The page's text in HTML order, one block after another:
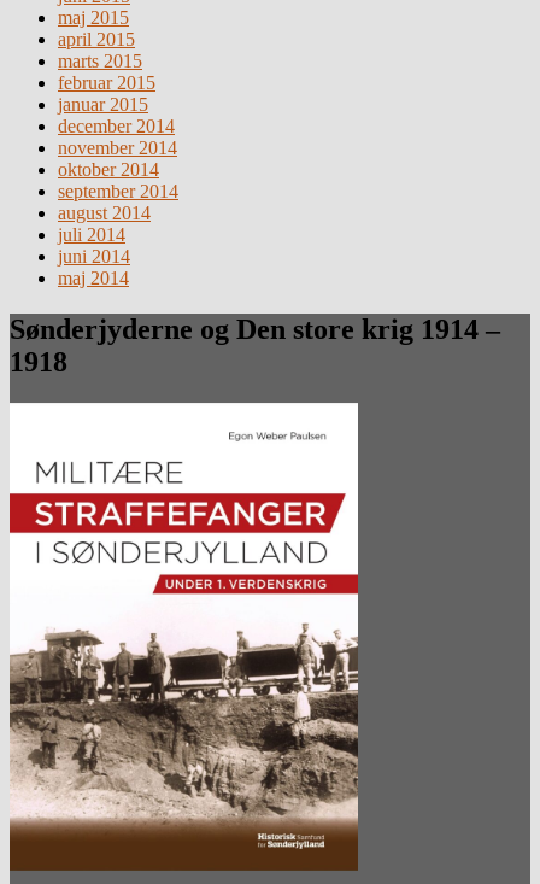
maj 2015
april 2015
marts 2015
februar 2015
januar 2015
december 2014
november 2014
oktober 2014
september 2014
august 2014
juli 2014
juni 2014
maj 2014
Sønderjyderne og Den store krig 1914 –
1918